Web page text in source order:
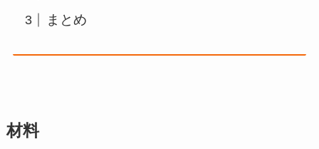
まとめ
材料